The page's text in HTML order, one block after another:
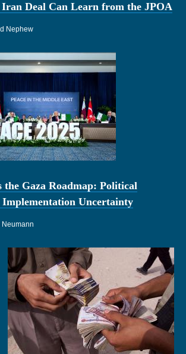
Deal Can Learn from the JPOA
Nephew
the Gaza Roadmap: Political
Uncertainty
Neumann